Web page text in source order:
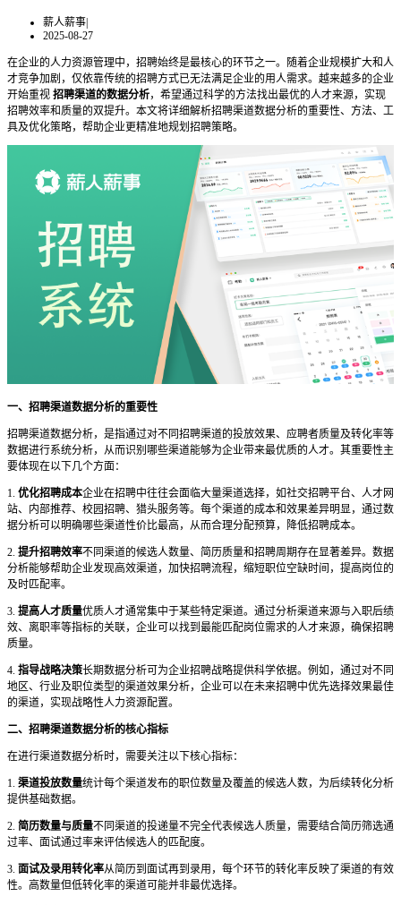
薪人薪事|
2025-08-27
在企业的人力资源管理中，招聘始终是最核心的环节之一。随着企业规模扩大和人
才竞争加剧，仅依靠传统的招聘方式已无法满足企业的用人需求。越来越多的企业
开始重视 招聘渠道的数据分析，希望通过科学的方法找出最优的人才来源，实现
招聘效率和质量的双提升。本文将详细解析招聘渠道数据分析的重要性、方法、工
具及优化策略，帮助企业更精准地规划招聘策略。
一、招聘渠道数据分析的重要性
招聘渠道数据分析，是指通过对不同招聘渠道的投放效果、应聘者质量及转化率等
数据进行系统分析，从而识别哪些渠道能够为企业带来最优质的人才。其重要性主
要体现在以下几个方面：
1. 优化招聘成本企业在招聘中往往会面临大量渠道选择，如社交招聘平台、人才网
站、内部推荐、校园招聘、猎头服务等。每个渠道的成本和效果差异明显，通过数
据分析可以明确哪些渠道性价比最高，从而合理分配预算，降低招聘成本。
2. 提升招聘效率不同渠道的候选人数量、简历质量和招聘周期存在显著差异。数据
分析能够帮助企业发现高效渠道，加快招聘流程，缩短职位空缺时间，提高岗位的
及时匹配率。
3. 提高人才质量优质人才通常集中于某些特定渠道。通过分析渠道来源与入职后绩
效、离职率等指标的关联，企业可以找到最能匹配岗位需求的人才来源，确保招聘
质量。
4. 指导战略决策长期数据分析可为企业招聘战略提供科学依据。例如，通过对不同
地区、行业及职位类型的渠道效果分析，企业可以在未来招聘中优先选择效果最佳
的渠道，实现战略性人力资源配置。
二、招聘渠道数据分析的核心指标
在进行渠道数据分析时，需要关注以下核心指标：
1. 渠道投放数量统计每个渠道发布的职位数量及覆盖的候选人数，为后续转化分析
提供基础数据。
2. 简历数量与质量不同渠道的投递量不完全代表候选人质量，需要结合简历筛选通
过率、面试通过率来评估候选人的匹配度。
3. 面试及录用转化率从简历到面试再到录用，每个环节的转化率反映了渠道的有效
性。高数量但低转化率的渠道可能并非最优选择。